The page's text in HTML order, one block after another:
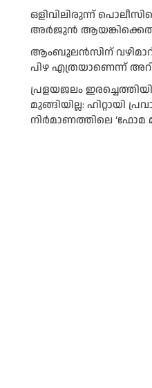
ഒളിവിലിരുന്ന്
അർജുൻ
ആംബുലന്‍സിന്
പിഴ എത്രയാണെന്ന്
പ്രളയജലം
മുങ്ങിയില്ല: ഹിറ്റായി
നിർമാണത്തിലെ ‘ഫോമ